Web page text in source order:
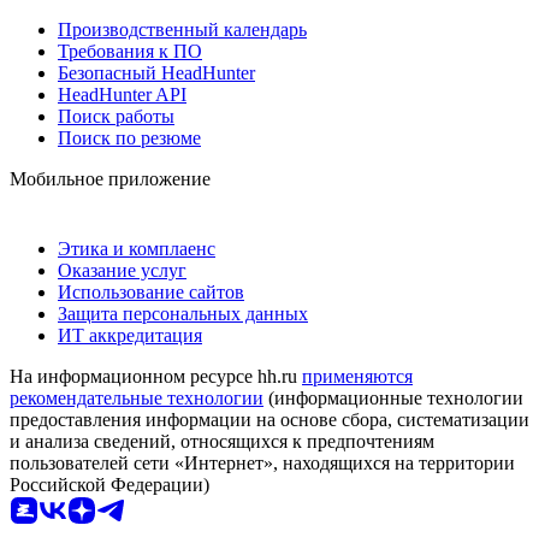
Производственный календарь
Требования к ПО
Безопасный HeadHunter
HeadHunter API
Поиск работы
Поиск по резюме
Мобильное приложение
Этика и комплаенс
Оказание услуг
Использование сайтов
Защита персональных данных
ИТ аккредитация
На информационном ресурсе hh.ru применяются
рекомендательные технологии (информационные технологии
предоставления информации на основе сбора, систематизации
и анализа сведений, относящихся к предпочтениям
пользователей сети «Интернет», находящихся на территории
Российской Федерации)